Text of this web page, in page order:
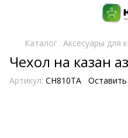
Каталог Аксесуары для
Чехол на казан
Артикул: CH810TA